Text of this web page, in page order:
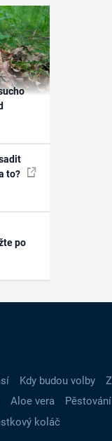
to?
po
Kdy budou volby
Aloe vera
koláč